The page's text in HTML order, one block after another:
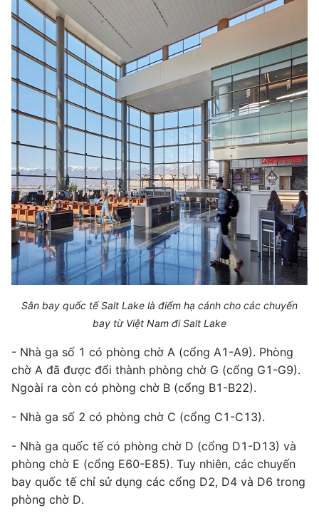
Sân bay quốc tế Salt Lake là điểm hạ cánh cho các chuyến
bay từ Việt Nam đi Salt Lake
- Nhà ga số 1 có phòng chờ A (cổng A1-A9). Phòng
chờ A đã được đổi thành phòng chờ G (cổng G1-G9).
Ngoài ra còn có phòng chờ B (cổng B1-B22).
- Nhà ga số 2 có phòng chờ C (cổng C1-C13).
- Nhà ga quốc tế có phòng chờ D (cổng D1-D13) và
phòng chờ E (cổng E60-E85). Tuy nhiên, các chuyến
bay quốc tế chỉ sử dụng các cổng D2, D4 và D6 trong
phòng chờ D.